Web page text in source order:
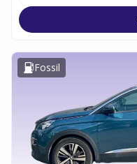
Fossil